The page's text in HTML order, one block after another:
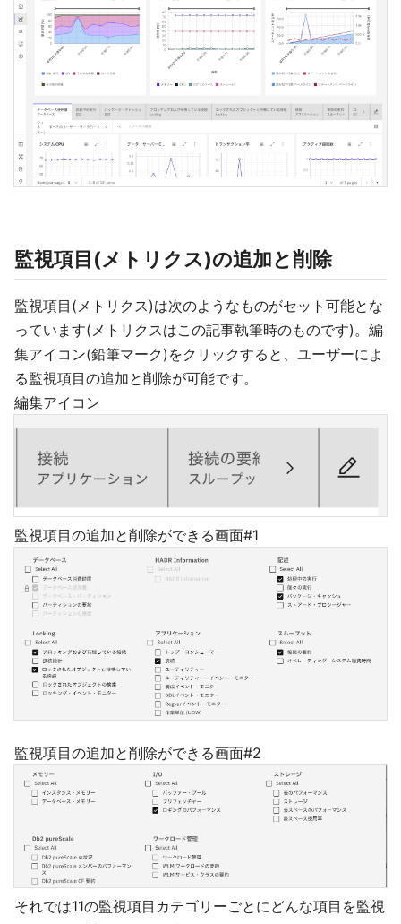
監視項目(メトリクス)の追加と削除
監視項目(メトリクス)は次のようなものがセット可能とな
っています(メトリクスはこの記事執筆時のものです)。編
集アイコン(鉛筆マーク)をクリックすると、ユーザーによ
る監視項目の追加と削除が可能です。
編集アイコン
監視項目の追加と削除ができる画面#1
監視項目の追加と削除ができる画面#2
それでは11の監視項目カテゴリーごとにどんな項目を監視